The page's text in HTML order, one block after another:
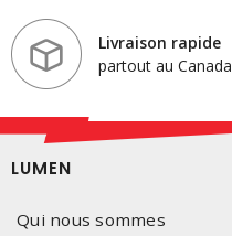
Livraison rapide
partout au Canada
LUMEN
Qui nous sommes